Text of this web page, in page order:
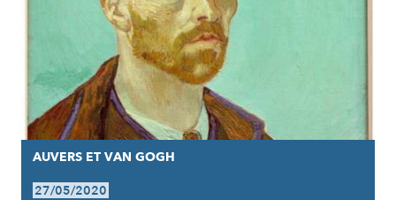
AUVERS ET VAN GOGH
27/05/2020